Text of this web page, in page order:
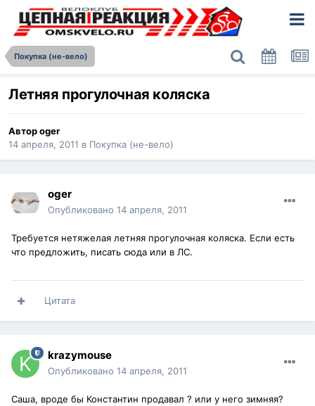
Покупка (не-вело)
Летняя прогулочная коляска
Авторoger
14 апреля, 2011 в Покупка (не-вело)
oger
Опубликовано 14 апреля, 2011
Требуется нетяжелая летняя прогулочная коляска. Если есть
что предложить, писать сюда или в ЛС.
Цитата
krazymouse
Опубликовано 14 апреля, 2011
Саша, вроде бы Константин продавал ? или у него зимняя?